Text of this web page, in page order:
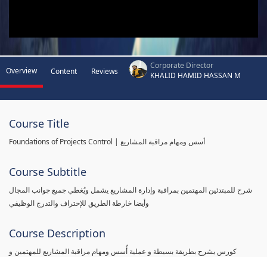
Overview Content Reviews
Corporate Director
KHALID HAMID HASSAN M
Course Title
Foundations of Projects Control | أسس ومهام مراقبة المشاريع
Course Subtitle
شرح للمبتدئين المهتمين بمراقبة وإدارة المشاريع يشمل ويُغطي جميع جوانب المجال
وأيضا خارطة الطريق للإحتراف والتدرج الوظيفي
Course Description
كورس يشرح بطريقة بسيطة و عملية أُسس ومهام مراقبة المشاريع للمهتمين و